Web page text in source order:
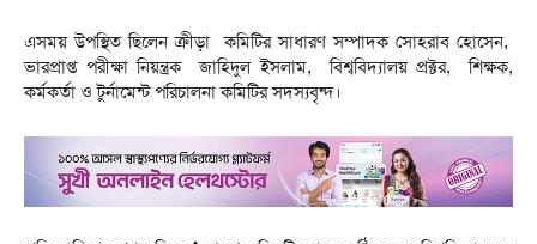
এসময় উপস্থিত ছিলেন ক্রীড়া কমিটির সাধারণ সম্পাদক সোহরাব হোসেন,
ভারপ্রাপ্ত পরীক্ষা নিয়ন্ত্রক জাহিদুল ইসলাম, বিশ্ববিদ্যালয় প্রক্টর, শিক্ষক,
কর্মকর্তা ও টুর্নামেন্ট পরিচালনা কমিটির সদস্যবৃন্দ।